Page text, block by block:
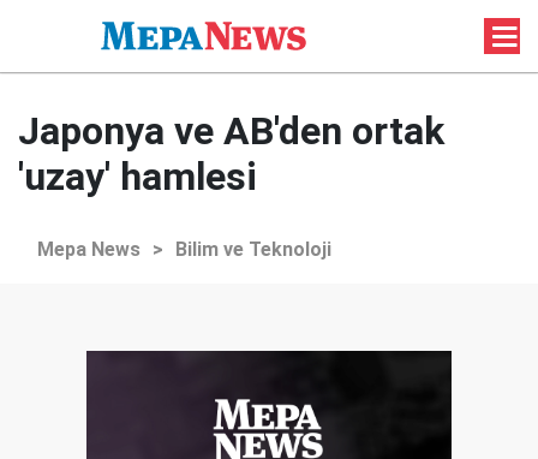
Japonya ve AB'den ortak
'uzay' hamlesi
Mepa News > Bilim ve Teknoloji